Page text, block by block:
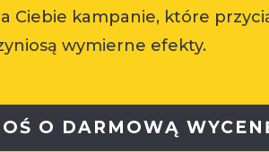
Ciebie kampanie, które
wymierne efekty.
O DARMOWĄ